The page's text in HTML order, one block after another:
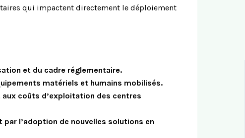
qui impactent directement le déploiement
et du cadre réglementaire.
matériels et humains mobilisés.
aux coûts d’exploitation des centres
l’adoption de nouvelles solutions en